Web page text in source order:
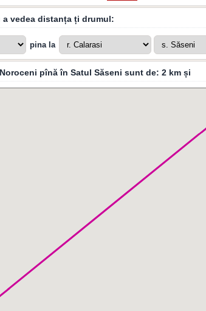
vedea distanța ți drumul:
pina la
pînă în Satul Săseni sunt de: 2 km și